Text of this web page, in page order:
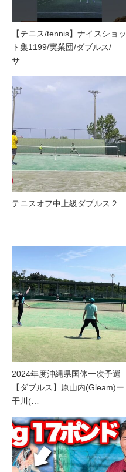
【テニス/tennis】ナイスショッ
ト集1199/実業団/ダブルス/
サ…
テニスオフ中上級ダブルス２
2024年度沖縄県国体一次予選
【ダブルス】原山内(Gleam)ー
干川(…